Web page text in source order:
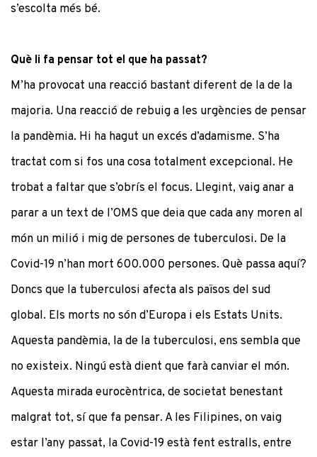
s’escolta més bé.
Què li fa pensar tot el que ha passat?
M’ha provocat una reacció bastant diferent de la de la
majoria. Una reacció de rebuig a les urgències de pensar
la pandèmia. Hi ha hagut un excés d’adamisme. S’ha
tractat com si fos una cosa totalment excepcional. He
trobat a faltar que s’obrís el focus. Llegint, vaig anar a
parar a un text de l’OMS que deia que cada any moren al
món un milió i mig de persones de tuberculosi. De la
Covid-19 n’han mort 600.000 persones. Què passa aquí?
Doncs que la tuberculosi afecta als països del sud
global. Els morts no són d’Europa i els Estats Units.
Aquesta pandèmia, la de la tuberculosi, ens sembla que
no existeix. Ningú està dient que farà canviar el món.
Aquesta mirada eurocèntrica, de societat benestant
malgrat tot, sí que fa pensar. A les Filipines, on vaig
estar l’any passat, la Covid-19 està fent estralls, entre